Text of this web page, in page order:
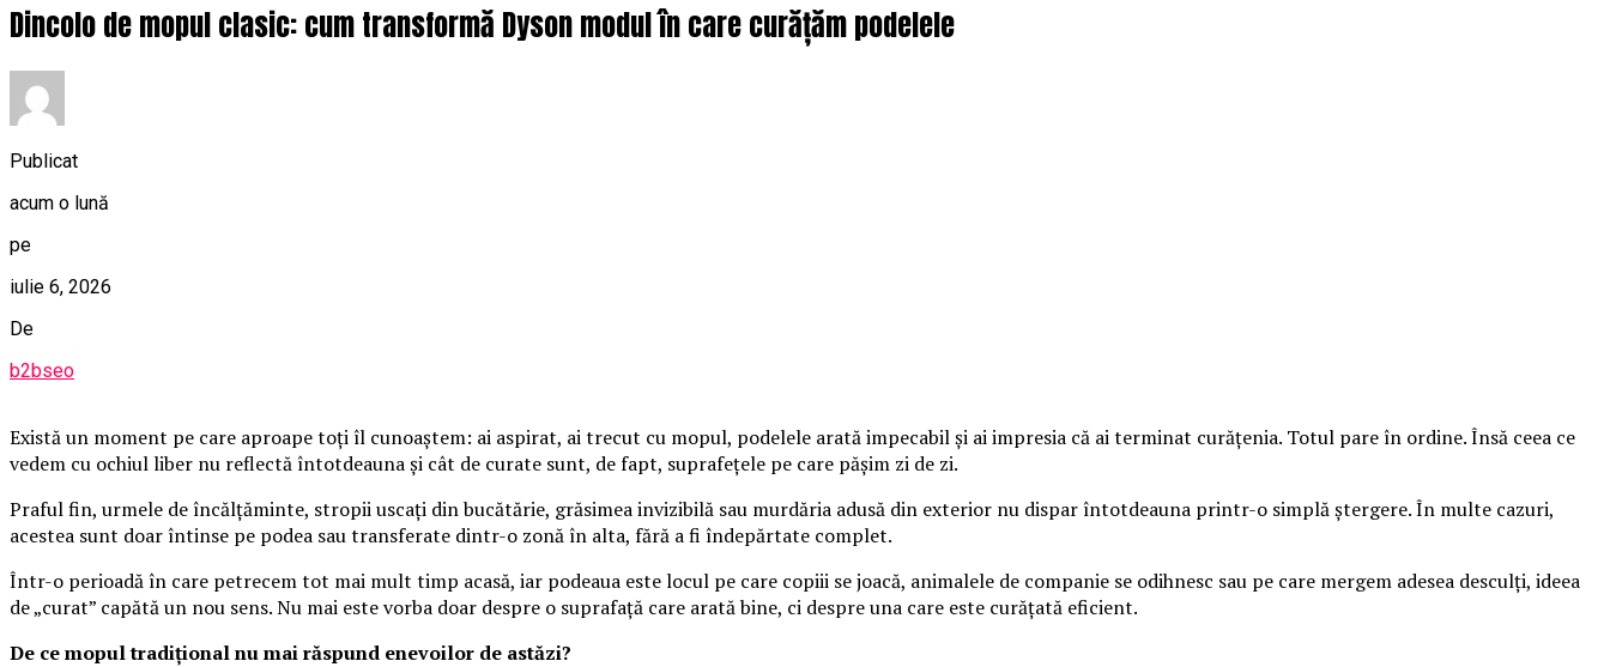
Dincolo de mopul clasic: cum transformă Dyson modul în care curățăm podelele
Publicat
acum o lună
pe
iulie 6, 2026
De
b2bseo
Există un moment pe care aproape toți îl cunoaștem: ai aspirat, ai trecut cu mopul, podelele arată impecabil și ai impresia că ai terminat curățenia. Totul pare în ordine. Însă ceea ce
vedem cu ochiul liber nu reflectă întotdeauna și cât de curate sunt, de fapt, suprafețele pe care pășim zi de zi.
Praful fin, urmele de încălțăminte, stropii uscați din bucătărie, grăsimea invizibilă sau murdăria adusă din exterior nu dispar întotdeauna printr-o simplă ștergere. În multe cazuri,
acestea sunt doar întinse pe podea sau transferate dintr-o zonă în alta, fără a fi îndepărtate complet.
Într-o perioadă în care petrecem tot mai mult timp acasă, iar podeaua este locul pe care copiii se joacă, animalele de companie se odihnesc sau pe care mergem adesea desculți, ideea
de „curat” capătă un nou sens. Nu mai este vorba doar despre o suprafață care arată bine, ci despre una care este curățată eficient.
De ce mopul tradițional nu mai răspund enevoilor de astăzi?